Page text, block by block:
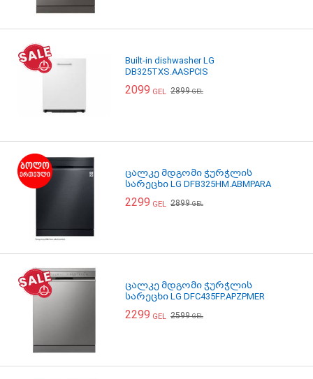
Built-in dishwasher LG
DB325TXS.AASPCIS
2099 GEL 2899GEL
ცალკე მდგომი ჭურჭლის
სარეცხი LG DFB325HM.ABMPARA
2299 GEL 2899GEL
ცალკე მდგომი ჭურჭლის
სარეცხი LG DFC435FP.APZPMER
2299 GEL 2599GEL